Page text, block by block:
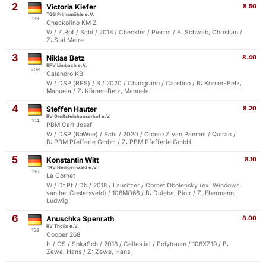
2
139
8.50
Victoria Kiefer
TGS Primsmühle e.V.
Checkolino KM Z
W / Z.Rpf / Schi / 2018 / Checkter / Pierrot / B: Schwab, Christian /
Z: Stal Meire
3
209
8.40
Niklas Betz
RFV Limbach e.V.
Calandro KB
W / DSP (RPS) / B / 2020 / Chacgrano / Caretino / B: Körner-Betz,
Manuela / Z: Körner-Betz, Manuela
4
104
8.20
Steffen Hauter
RV Großsteinhauserhof e.V.
PBM Carl Josef
W / DSP (BaWue) / Schi / 2020 / Cicero Z van Paemel / Quiran /
B: PBM Pfefferle GmbH / Z: PBM Pfefferle GmbH
5
196
8.10
Konstantin Witt
TRV Heiligenwald e.V.
La Cornet
W / Dt.Pf / Db / 2018 / Lausitzer / Cornet Obolensky (ex: Windows
van het Costersveld) / 108MO66 / B: Duleba, Piotr / Z: Ebermann,
Ludwig
6
158
8.00
Anuschka Spenrath
RV Tholix e.V.
Cooper 268
H / OS / SbkaSch / 2018 / Cellestial / Polytraum / 108XZ19 / B:
Zewe, Hans / Z: Zewe, Hans